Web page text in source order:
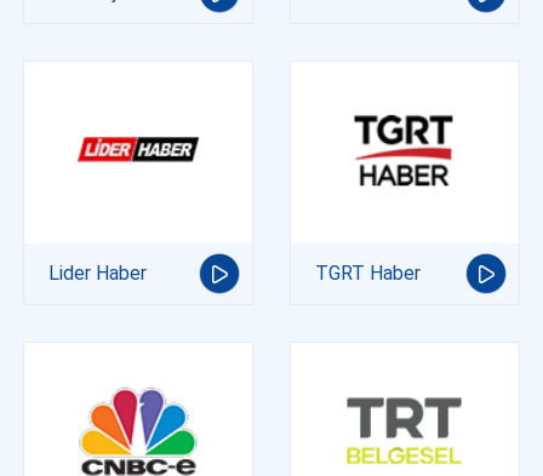
Lider Haber TGRT Haber